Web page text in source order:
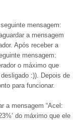
mensagem:
a mensagem
Após receber a
mensagem:
o máximo que
:)). Depois de
para funcionar.
a mensagem “Acel:
do máximo que ele